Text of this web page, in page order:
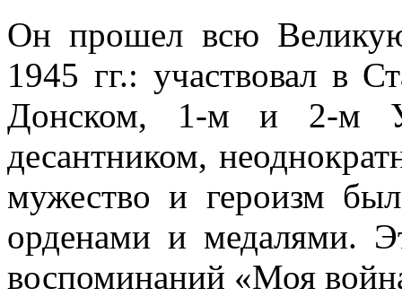
Он прошел всю
1945 гг.: участвовал в
Донском, 1-м и 2-м
десантником,
мужество и героизм
орденами и медалями.
воспоминаний «Моя